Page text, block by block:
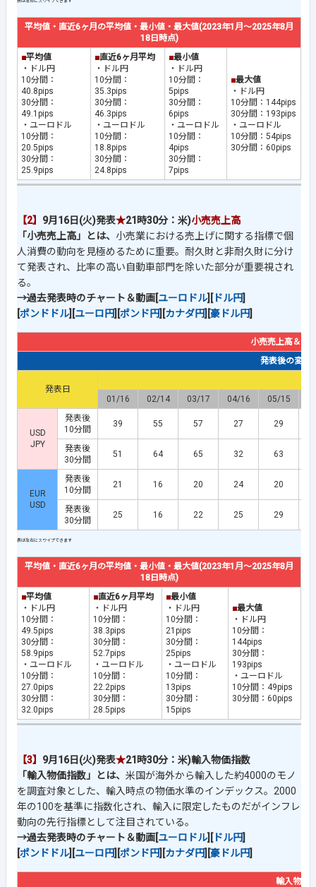
平均値・直近6ヶ月の平均値・最小値・最大値(2023年1月～2025年8月
18日時点)
■平均値
・ドル円
10分間：
40.8pips
30分間：
49.1pips
・ユーロドル
10分間：
20.5pips
30分間：
25.9pips
■直近6ヶ月平均
・ドル円
10分間：
35.3pips
30分間：
46.3pips
・ユーロドル
10分間：
18.8pips
30分間：
24.8pips
■最小値
・ドル円
10分間：
5pips
30分間：
6pips
・ユーロドル
10分間：
4pips
30分間：
7pips
■最大値
・ドル円
10分間：144pips
30分間：193pips
・ユーロドル
10分間：54pips
30分間：60pips
【2】 9月16日(火)発表★21時30分：米)小売売上高
「小売売上高」とは、 小売業における売上げに関する指標で個
人消費の動向を見極めるために重要。耐久財と非耐久財に分け
て発表され、比率の高い自動車部門を除いた部分が重要視され
る。
→過去発表時のチャート＆動画[ユーロドル][ ドル円]
[ポンドドル][ユーロ円][ポンド円][カナダ円][豪ドル円]
小売売上高＆【
発表後の変動
発表日
01/16
02/14 03/17 04/16 05/15
USD
JPY
発表後
10分間
39 55 57 27 29
発表後
30分間
51 64 65 32 63
EUR
USD
発表後
10分間
21 16 20 24 20
発表後
30分間
25 16 22 25 29
平均値・直近6ヶ月の平均値・最小値・最大値(2023年1月～2025年8月
18日時点)
■平均値
・ドル円
10分間：
49.5pips
30分間：
58.9pips
・ユーロドル
10分間：
27.0pips
30分間：
32.0pips
■直近6ヶ月平均
・ドル円
10分間：
38.3pips
30分間：
52.7pips
・ユーロドル
10分間：
22.2pips
30分間：
28.5pips
■最小値
・ドル円
10分間：
21pips
30分間：
25pips
・ユーロドル
10分間：
13pips
30分間：
15pips
■最大値
・ドル円
10分間：
144pips
30分間：
193pips
・ユーロドル
10分間：49pips
30分間：60pips
【3】 9月16日(火)発表★21時30分：米)輸入物価指数
「輸入物価指数」とは、 米国が海外から輸入した約4000のモノ
を調査対象とした、輸入時点の物価水準のインデックス。2000
年の100を基準に指数化され、輸入に限定したものだがインフレ
動向の先行指標として注目されている。
→過去発表時のチャート＆動画[ユーロドル][ ドル円]
[ポンドドル][ユーロ円][ポンド円][カナダ円][豪ドル円]
輸入物価